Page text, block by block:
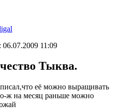
06.07.2009 11:09
Тыква.
её можно выращивать
ж на месяц раньше можно